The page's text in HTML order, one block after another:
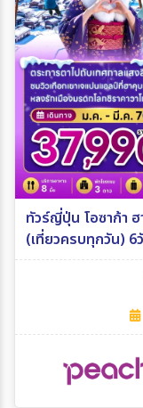
ทัวร์ญี่ปุ่น โอซาก้า
(เที่ยวครบทุกวัน)